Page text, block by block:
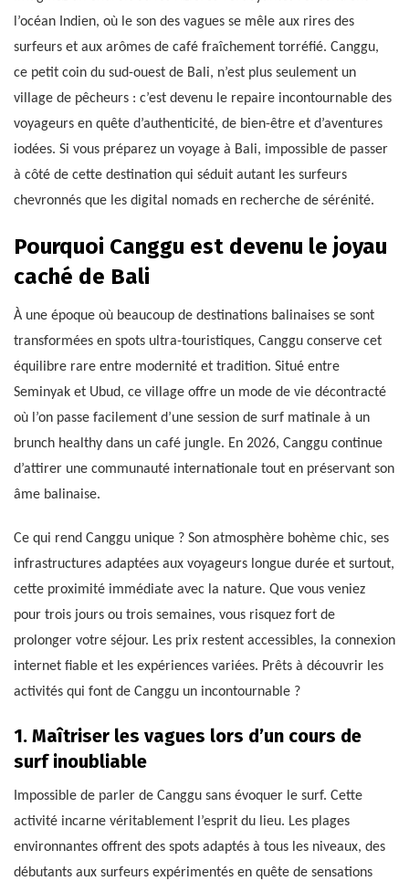
l’océan Indien, où le son des vagues se mêle aux rires des
surfeurs et aux arômes de café fraîchement torréfié. Canggu,
ce petit coin du sud-ouest de Bali, n’est plus seulement un
village de pêcheurs : c’est devenu le repaire incontournable des
voyageurs en quête d’authenticité, de bien-être et d’aventures
iodées. Si vous préparez un voyage à Bali, impossible de passer
à côté de cette destination qui séduit autant les surfeurs
chevronnés que les digital nomads en recherche de sérénité.
Pourquoi Canggu est devenu le joyau
caché de Bali
À une époque où beaucoup de destinations balinaises se sont
transformées en spots ultra-touristiques, Canggu conserve cet
équilibre rare entre modernité et tradition. Situé entre
Seminyak et Ubud, ce village offre un mode de vie décontracté
où l’on passe facilement d’une session de surf matinale à un
brunch healthy dans un café jungle. En 2026, Canggu continue
d’attirer une communauté internationale tout en préservant son
âme balinaise.
Ce qui rend Canggu unique ? Son atmosphère bohème chic, ses
infrastructures adaptées aux voyageurs longue durée et surtout,
cette proximité immédiate avec la nature. Que vous veniez
pour trois jours ou trois semaines, vous risquez fort de
prolonger votre séjour. Les prix restent accessibles, la connexion
internet fiable et les expériences variées. Prêts à découvrir les
activités qui font de Canggu un incontournable ?
1. Maîtriser les vagues lors d’un cours de
surf inoubliable
Impossible de parler de Canggu sans évoquer le surf. Cette
activité incarne véritablement l’esprit du lieu. Les plages
environnantes offrent des spots adaptés à tous les niveaux, des
débutants aux surfeurs expérimentés en quête de sensations